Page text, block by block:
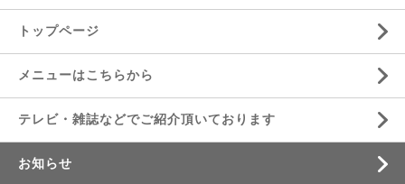
トップページ
メニューはこちらから
テレビ・雑誌などでご紹介頂いております
お知らせ